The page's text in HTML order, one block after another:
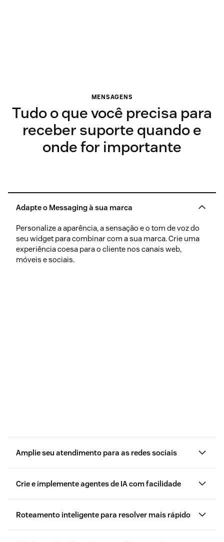
MENSAGENS
Tudo o que você precisa para
receber suporte quando e
onde for importante
Adapte o Messaging à sua marca
Personalize a aparência, a sensação e o tom de voz do
seu widget para combinar com a sua marca. Crie uma
experiência coesa para o cliente nos canais web,
móveis e sociais.
Amplie seu atendimento para as redes sociais
WhatsApp, Facebook,
Crie e implemente agentes de IA com facilidade
Roteamento inteligente para resolver mais rápido